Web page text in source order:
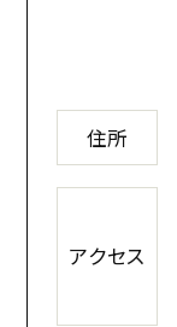
住所
アクセス